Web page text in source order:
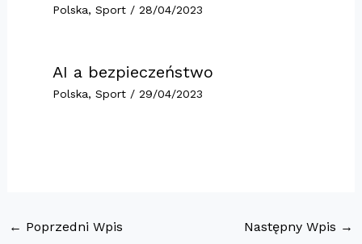
Polska, Sport/ 28/04/2023
AI a bezpieczeństwo
Polska, Sport/ 29/04/2023
← Poprzedni Wpis Następny Wpis →